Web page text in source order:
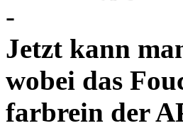
-
Jetzt kann
wobei das
farbrein der